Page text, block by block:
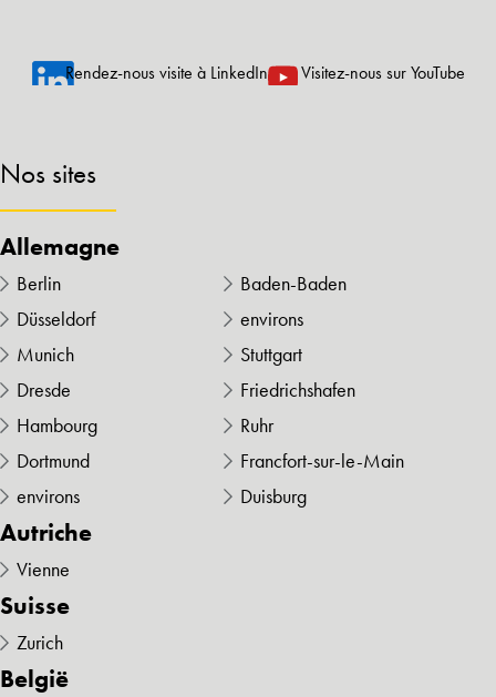
Rendez-nous visite à LinkedIn Visitez-nous sur YouTube
Nos sites
Allemagne
Berlin
Baden-Baden
Düsseldorf
environs
Munich
Stuttgart
Dresde
Friedrichshafen
Hambourg
Ruhr
Dortmund
Francfort-sur-le-Main
environs
Duisburg
Autriche
Vienne
Suisse
Zurich
België